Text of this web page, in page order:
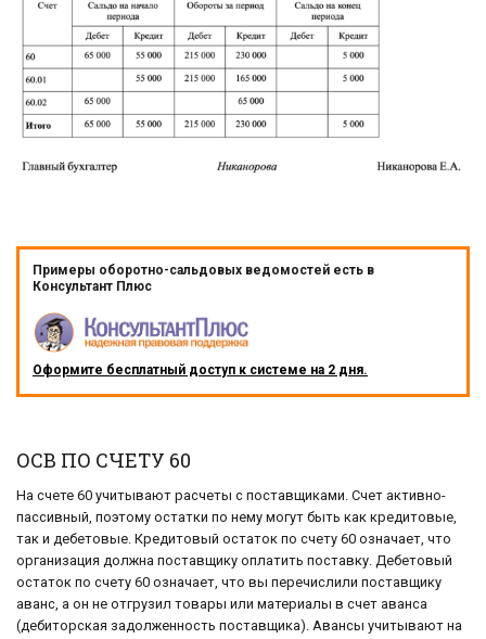
Примеры оборотно-сальдовых ведомостей есть в
Консультант Плюс
Оформите бесплатный доступ к системе на 2 дня.
ОСВ ПО СЧЕТУ 60
На счете 60 учитывают расчеты с поставщиками. Счет активно-
пассивный, поэтому остатки по нему могут быть как кредитовые,
так и дебетовые. Кредитовый остаток по счету 60 означает, что
организация должна поставщику оплатить поставку. Дебетовый
остаток по счету 60 означает, что вы перечислили поставщику
аванс, а он не отгрузил товары или материалы в счет аванса
(дебиторская задолженность поставщика). Авансы учитывают на